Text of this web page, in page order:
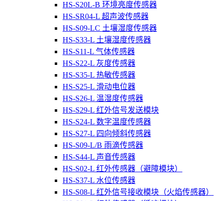
HS-S20L-B 环境亮度传感器
HS-SR04-L 超声波传感器
HS-S09-LC 土壤湿度传感器
HS-S33-L 土壤湿度传感器
HS-S11-L 气体传感器
HS-S22-L 灰度传感器
HS-S35-L 热敏传感器
HS-S25-L 滑动电位器
HS-S26-L 温湿度传感器
HS-S29-L 红外信号发送模块
HS-S24-L 数字温度传感器
HS-S27-L 四向倾斜传感器
HS-S09-L/B 雨滴传感器
HS-S44-L 声音传感器
HS-S02-L 红外传感器（避障模块）
HS-S37-L 水位传感器
HS-S08-L 红外信号接收模块（火焰传感器）